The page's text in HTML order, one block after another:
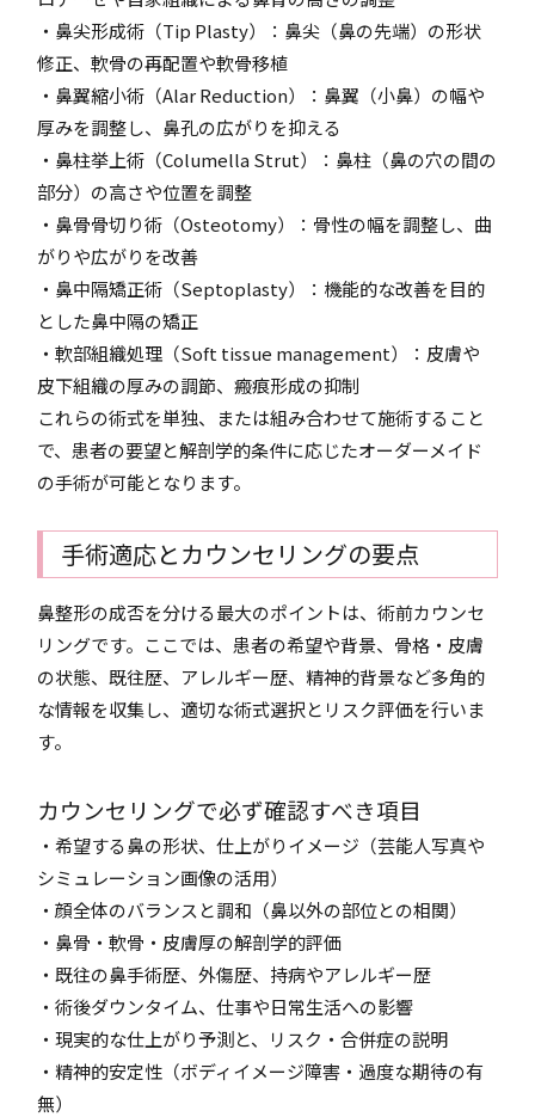
・鼻尖形成術（Tip Plasty）：鼻尖（鼻の先端）の形状
修正、軟骨の再配置や軟骨移植
・鼻翼縮小術（Alar Reduction）：鼻翼（小鼻）の幅や
厚みを調整し、鼻孔の広がりを抑える
・鼻柱挙上術（Columella Strut）：鼻柱（鼻の穴の間の
部分）の高さや位置を調整
・鼻骨骨切り術（Osteotomy）：骨性の幅を調整し、曲
がりや広がりを改善
・鼻中隔矯正術（Septoplasty）：機能的な改善を目的
とした鼻中隔の矯正
・軟部組織処理（Soft tissue management）：皮膚や
皮下組織の厚みの調節、瘢痕形成の抑制
これらの術式を単独、または組み合わせて施術すること
で、患者の要望と解剖学的条件に応じたオーダーメイド
の手術が可能となります。
手術適応とカウンセリングの要点
鼻整形の成否を分ける最大のポイントは、術前カウンセ
リングです。ここでは、患者の希望や背景、骨格・皮膚
の状態、既往歴、アレルギー歴、精神的背景など多角的
な情報を収集し、適切な術式選択とリスク評価を行いま
す。
カウンセリングで必ず確認すべき項目
・希望する鼻の形状、仕上がりイメージ（芸能人写真や
シミュレーション画像の活用）
・顔全体のバランスと調和（鼻以外の部位との相関）
・鼻骨・軟骨・皮膚厚の解剖学的評価
・既往の鼻手術歴、外傷歴、持病やアレルギー歴
・術後ダウンタイム、仕事や日常生活への影響
・現実的な仕上がり予測と、リスク・合併症の説明
・精神的安定性（ボディイメージ障害・過度な期待の有
無）